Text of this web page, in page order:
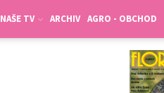
NAŠE TV ARCHIV AGRO - OBCHOD